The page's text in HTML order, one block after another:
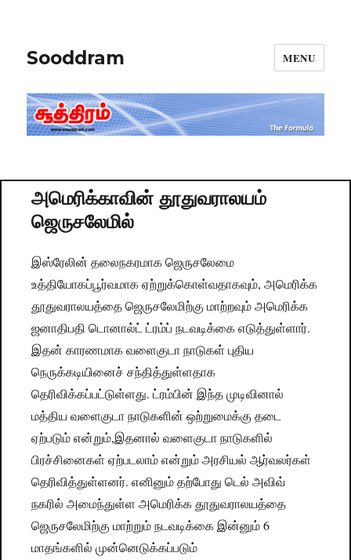
Sooddram MENU
அமெரிக்காவின் தூதுவராலயம்
ஜெருசலேமில்
இஸ்ரேலின் தலைநகரமாக ஜெரு​சலேமை
உத்தியோகப்பூர்வமாக ஏற்றுக்கொள்வதாகவும், அமெரிக்க
தூதுவராலயத்தை ஜெருசலேமிற்கு மாற்றவும் அமெரிக்க
ஜனாதிபதி டொனால்ட் ட்ரம்ப் நடவடிக்கை எடுத்துள்ளார்.
இதன் காரணமாக வளைகுடா நாடுகள் புதிய
நெருக்கடியினைச் சந்தித்துள்ளதாக
தெரிவிக்கப்பட்டுள்ளது. ட்ரம்பின் இந்த முடிவினால்
மத்திய வளைகுடா நாடுகளின் ஒற்றுமைக்கு தடை
ஏற்படும் என்றும்,இதனால் வளைகுடா நாடுகளில்
பிரச்சினைகள் ஏற்படலாம் என்றும் அரசியல் ஆர்வலர்கள்
தெரிவித்துள்ளனர். எனினும் தற்போது டெல் அவிவ்
நகரில் அமைந்துள்ள அமெரிக்க தூதுவராலயத்தை
ஜெருசலேமிற்கு மாற்றும் நடவடிக்கை இன்னும் 6
மாதங்களில் முன்னெடுக்கப்படும்